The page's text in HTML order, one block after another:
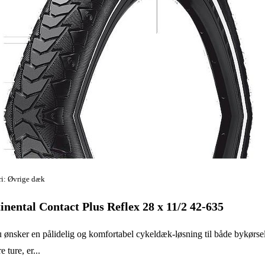
Øvrige dæk
Contact Plus Reflex 28 x 11/2 42-635
ønsker en pålidelig og komfortabel cykeldæk-løsning til både
ture, er...